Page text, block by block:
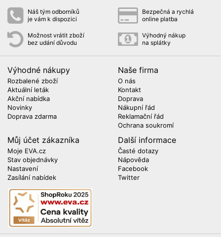
Náš tým odborníků
je vám k dispozici
Bezpečná a rychlá
online platba
Možnost vrátit zboží
bez udání důvodu
Výhodný nákup
na splátky
Výhodné nákupy
Rozbalené zboží
Aktuální leták
Akční nabídka
Novinky
Doprava zdarma
Naše firma
O nás
Kontakt
Doprava
Nákupní řád
Reklamační řád
Ochrana soukromí
Můj účet zákazníka
Moje EVA.cz
Stav objednávky
Nastavení
Zasílání nabídek
Další informace
Časté dotazy
Nápověda
Facebook
Twitter